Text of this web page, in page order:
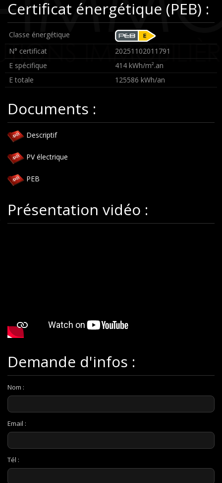
Certificat énergétique (PEB) :
Classe énergétique
N° certificat
20251102011791
E spécifique
414 kWh/m².an
E totale
125586 kWh/an
Documents :
Descriptif
PV électrique
PEB
Présentation vidéo :
Demande d'infos :
Nom :
Email :
Tél :